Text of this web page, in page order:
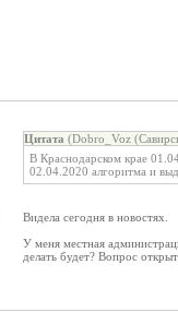
Цитата (Dobro_Voz
В Краснодарском крае
02.04.2020 алгоритма и
Видела сегодня в новостях.
У меня местная
делать будет? Вопрос